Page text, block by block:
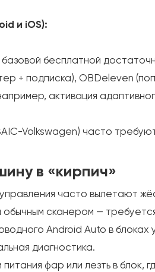
и iOS):
бесплатной
+ подписка), OBDeleven
активация
Volkswagen) часто
в «кирпич»
часто вылетают
сканером —
Android Auto в
диагностика.
фар или лезть в блок,